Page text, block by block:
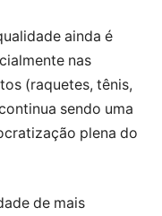
ainda é
nas
(raquetes, tênis,
sendo uma
plena do
de mais